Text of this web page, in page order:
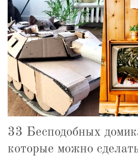
33 Бесподобных
которые можно